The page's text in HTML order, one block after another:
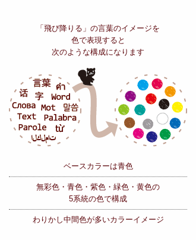
「飛び降りる」の言葉のイメージを
色で表現すると
次のような構成になります
ベースカラーは青色
無彩色・青色・紫色・緑色・黄色の
5系統の色で構成
わりかし中間色が多いカラーイメージ